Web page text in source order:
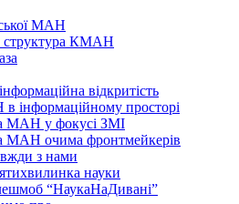
МАН
структура КМАН
відкритість
інформаційному просторі
МАН у фокусі ЗМІ
МАН очима фронтмейкерів
з нами
науки
“НаукаНаДивані”